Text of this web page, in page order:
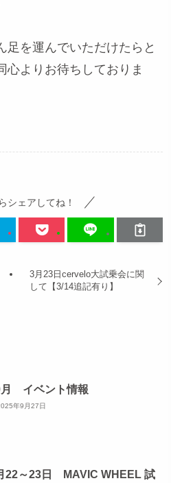
足を運んでいただけたらと
心よりお待ちしておりま
シェアしてね！
3月23日cervelo大試乗会に関
して【3/14追記有り】
月 イベント情報
年9月27日
22～23日 MAVIC WHEEL 試